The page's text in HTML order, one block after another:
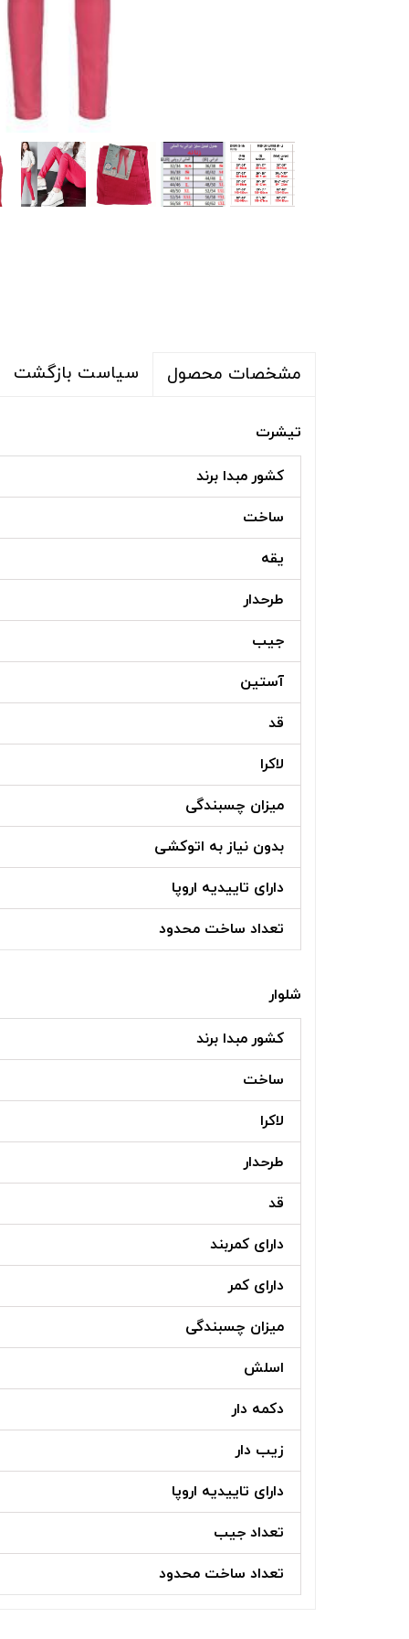
مشخصات محصول سیاست بازگشت
تیشرت
کشور مبدا برند
ساخت
یقه
طرحدار
جیب
آستین
قد
لاکرا
میزان چسبندگی
بدون نیاز به اتوکشی
دارای تاییدیه اروپا
تعداد ساخت محدود
شلوار
کشور مبدا برند
ساخت
لاکرا
طرحدار
قد
دارای کمربند
دارای کمر
میزان چسبندگی
اسلش
دکمه دار
زیب دار
دارای تاییدیه اروپا
تعداد جیب
تعداد ساخت محدود